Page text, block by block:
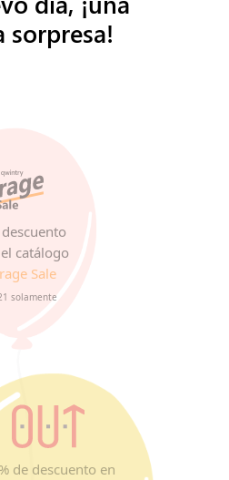
catálogo
Sale
solamente
sorpresa!
de descuento en